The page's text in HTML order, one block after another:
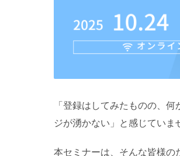
「登録はしてみたものの、
ジが湧かない」と感じていま
本セミナーは、そんな皆様の